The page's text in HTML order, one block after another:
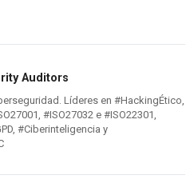
Auditors
Líderes en #HackingÉtico,
#ISO27032 e #ISO22301,
#Ciberinteligencia y